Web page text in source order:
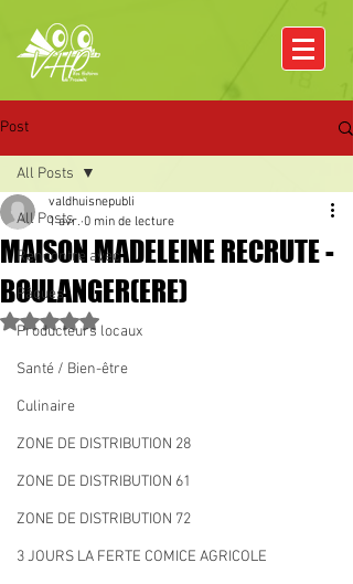
Post
All Posts
Rencontre avec
Pâques
Producteurs locaux
Santé / Bien-être
Culinaire
ZONE DE DISTRIBUTION 28
ZONE DE DISTRIBUTION 61
ZONE DE DISTRIBUTION 72
3 JOURS LA FERTE COMICE AGRICOLE
All Posts
MAISON MADELEINE RECRUTE -
BOULANGER(ERE)
valdhuisnepubli
1 avr. 0 min de lecture
Noté NaN étoiles sur 5.